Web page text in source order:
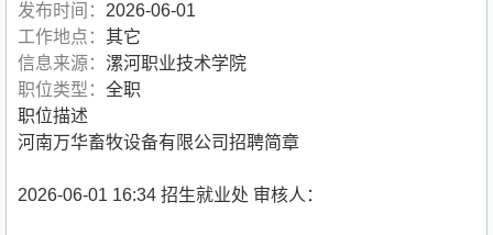
发布时间： 2026-06-01
工作地点： 其它
信息来源： 漯河职业技术学院
职位类型： 全职
职位描述
河南万华畜牧设备有限公司招聘简章
2026-06-01 16:34 招生就业处 审核人：